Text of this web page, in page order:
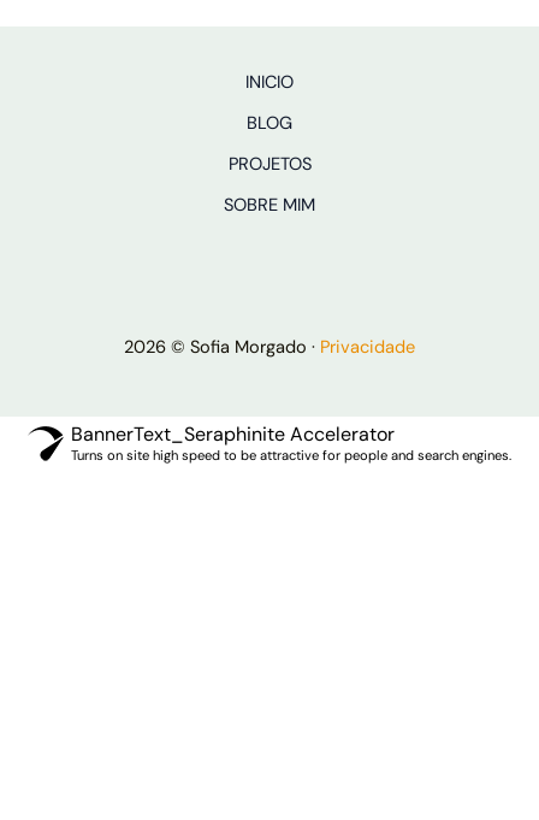
INICIO
BLOG
PROJETOS
SOBRE MIM
2026 © Sofia Morgado · Privacidade
BannerText_Seraphinite Accelerator
Turns on site high speed to be attractive for people and search engines.